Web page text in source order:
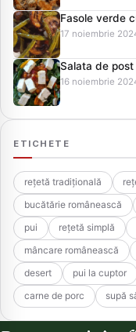
Fasole verde
17 noiembrie
Salata de
16 noiembrie
ETICHETE
rețetă tradițională
bucătărie românească
pui
rețetă simplă
mâncare românească
desert
pui la cuptor
carne de porc
supă